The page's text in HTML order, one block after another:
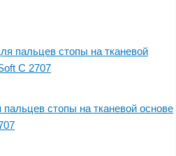
стопы на тканевой основе